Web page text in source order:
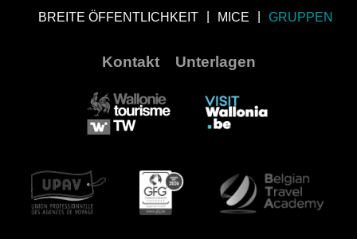
BREITE ÖFFENTLICHKEIT MICE GRUPPEN
Kontakt Unterlagen